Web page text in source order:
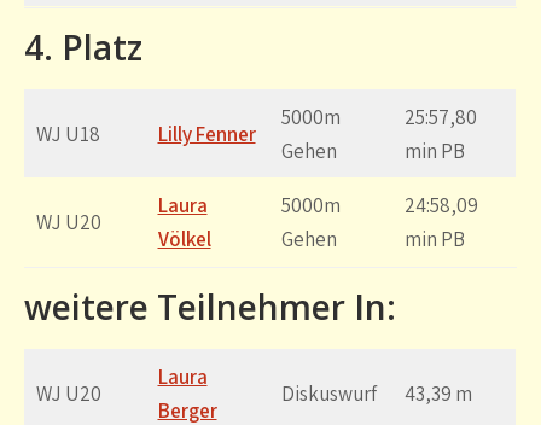
4. Platz
WJ U18 Lilly Fenner
5000m
Gehen
25:57,80
min PB
WJ U20
Laura
Völkel
5000m
Gehen
24:58,09
min PB
weitere Teilnehmer In:
WJ U20
Laura
Berger
Diskuswurf 43,39 m